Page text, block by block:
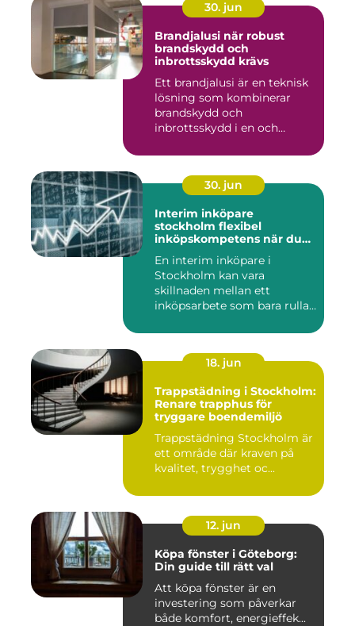
30. jun
Brandjalusi när robust
brandskydd och
inbrottsskydd krävs
Ett brandjalusi är en teknisk
lösning som kombinerar
brandskydd och
inbrottsskydd i en och
30. jun
Interim inköpare
stockholm flexibel
inköpskompetens när du
En interim inköpare i
Stockholm kan vara
skillnaden mellan ett
inköpsarbete som bara rullar
18. jun
Trappstädning i Stockholm:
Renare trapphus för
tryggare boendemiljö
Trappstädning Stockholm är
ett område där kraven på
kvalitet, trygghet oc...
12. jun
Köpa fönster i Göteborg:
Din guide till rätt val
Att köpa fönster är en
investering som påverkar
både komfort, energieffek...